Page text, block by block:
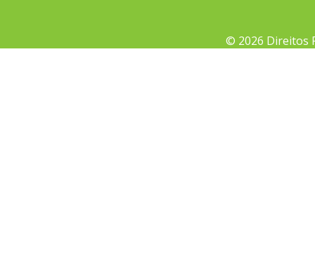
© 2026 Direitos